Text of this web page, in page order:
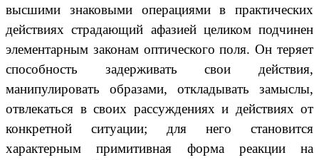
высшими знаковыми операциями в практических
действиях страдающий афазией целиком подчинен
элементарным законам оптического поля. Он теряет
способность задерживать свои действия,
манипулировать образами, откладывать замыслы,
отвлекаться в своих рассуждениях и действиях от
конкретной ситуации; для него становится
характерным примитивная форма реакции на